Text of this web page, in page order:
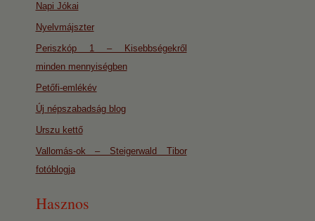
Napi Jókai
Nyelvmájszter
Periszkóp 1 – Kisebbségekről
minden mennyiségben
Petőfi-emlékév
Új népszabadság blog
Urszu kettő
Vallomás-ok – Steigerwald Tibor
fotóblogja
Hasznos